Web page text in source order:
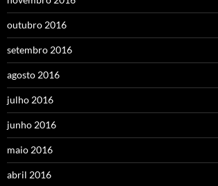
outubro 2016
setembro 2016
agosto 2016
julho 2016
junho 2016
maio 2016
abril 2016